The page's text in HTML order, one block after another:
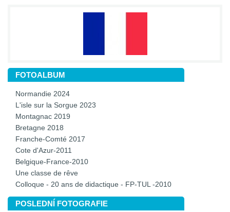
FOTOALBUM
Normandie 2024
L'isle sur la Sorgue 2023
Montagnac 2019
Bretagne 2018
Franche-Comté 2017
Cote d'Azur-2011
Belgique-France-2010
Une classe de rêve
Colloque - 20 ans de didactique - FP-TUL -2010
POSLEDNÍ FOTOGRAFIE